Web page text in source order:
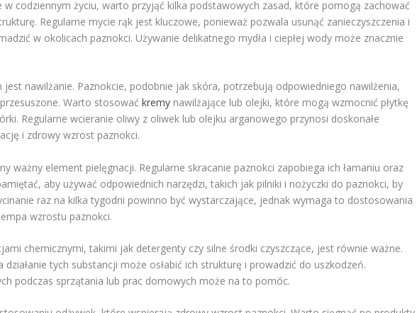
w codziennym życiu, warto przyjąć kilka podstawowych zasad, które pomogą zachować
Regularne mycie rąk jest kluczowe, ponieważ pozwala usunąć zanieczyszczenia i
w okolicach paznokci. Używanie delikatnego mydła i ciepłej wody może znacznie
nawilżanie. Paznokcie, podobnie jak skóra, potrzebują odpowiedniego nawilżenia,
przesuszone. Warto stosowaćkremy nawilżające lub olejki, które mogą wzmocnić płytkę
Regularne wcieranie oliwy z oliwek lub olejku arganowego przynosi doskonałe
i zdrowy wzrost paznokci.
ważny element pielęgnacji. Regularne skracanie paznokci zapobiega ich łamaniu oraz
aby używać odpowiednich narzędzi, takich jak pilniki i nożyczki do paznokci, by
raz na kilka tygodni powinno być wystarczające, jednak wymaga to dostosowania
wzrostu paznokci.
chemicznymi, takimi jak detergenty czy silne środki czyszczące, jest równie ważne.
działanie tych substancji może osłabić ich strukturę i prowadzić do uszkodzeń.
podczas sprzątania lub prac domowych może na to pomóc.